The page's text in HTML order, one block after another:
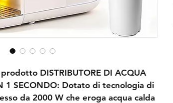
DISTRIBUTORE DI ACQUA
1 SECONDO: Dotato di tecnologia di
da 2000 W che eroga acqua calda